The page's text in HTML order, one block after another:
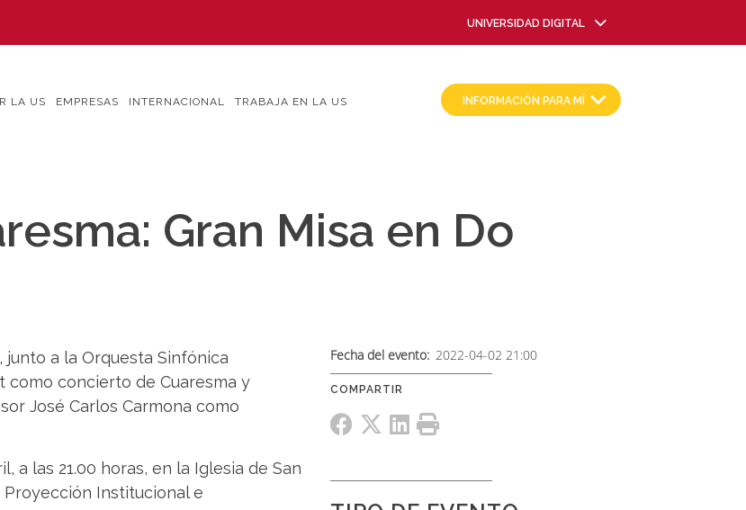
UNIVERSIDAD DIGITAL
LA US EMPRESAS INTERNACIONAL TRABAJA EN LA US INFORMACIÓN PARA MÍ
Gran Misa en Do
a la Orquesta Sinfónica
como concierto de Cuaresma y
José Carlos Carmona como
a las 21.00 horas, en la Iglesia de San
Institucional e
Fecha del evento 2022-04-02 21:00